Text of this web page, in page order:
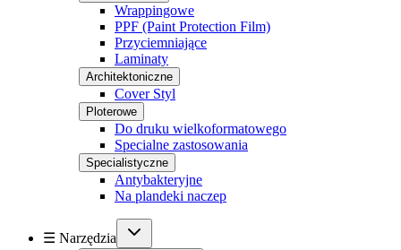
Wrappingowe
PPF (Paint Protection Film)
Przyciemniające
Laminaty
Architektoniczne
Cover Styl
Ploterowe
Do druku wielkoformatowego
Specialne zastosowania
Specialistyczne
Antybakteryjne
Na plandeki naczep
☰ Narzędzia